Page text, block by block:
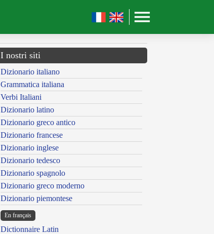
I nostri siti
Dizionario italiano
Grammatica italiana
Verbi Italiani
Dizionario latino
Dizionario greco antico
Dizionario francese
Dizionario inglese
Dizionario tedesco
Dizionario spagnolo
Dizionario greco moderno
Dizionario piemontese
En français
Dictionnaire Latin